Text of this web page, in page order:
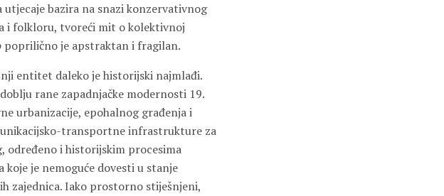
bazira na snazi konzervativnog
i folkloru, tvoreći mit o kolektivnoj
poprilično je apstraktan i fragilan.
entitet daleko je historijski najmlađi.
rane zapadnjačke modernosti 19.
urbanizacije, epohalnog građenja i
transportne infrastrukture za
određeno i historijskim procesima
je nemoguće dovesti u stanje
zajednica. Iako prostorno stiješnjeni,